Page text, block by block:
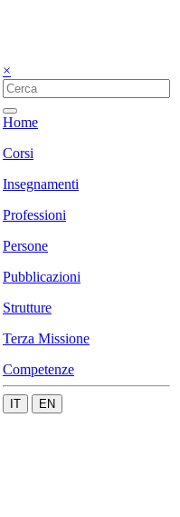
×
Home
Corsi
Insegnamenti
Professioni
Persone
Pubblicazioni
Strutture
Terza Missione
Competenze
IT EN